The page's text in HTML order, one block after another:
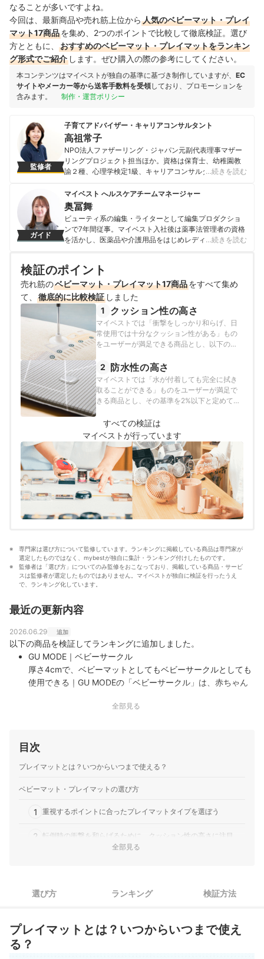
なることが多いですよね。
今回は、最新商品や売れ筋上位から 人気のベビーマット・プレイ
マット17商品を集め、2つのポイントで比較して徹底検証。選び
方とともに、
おすすめのベビーマット・プレイマットをランキン
グ形式でご紹介 します。ぜひ購入の際の参考にしてください。
本コンテンツはマイベストが独自の基準に基づき制作していますが、 EC
サイトやメーカー等から送客手数料を受領しており、プロモーションを
含みます。
制作・運営ポリシー
監修者
子育てアドバイザー・キャリアコンサルタント
高祖常子
NPO法人ファザーリング・ジャパン元副代表理事マザー
リングプロジェクト担当ほか。資格は保育士、幼稚園教
諭２種、心理学検定1級、キャリアコンサルタントほか。
報誌miku編集長に就任し14年間活躍。「幼児期までの子
どもの育ち部会」委員（こども家庭庁2023年～）ほか国
や行政の委員を歴任。著書は『どう乗り越える?小学生の
壁』（風鳴舎）、『感情的にならない子育て』（かんき
出版）ほか。
高祖常子のプロフィール
…続きを読む
ガイド
マイベスト へルスケアチームマネージャー
奥冨舞
ビューティ系の編集・ライターとして編集プロダクショ
ンで7年間従事。マイベスト入社後は薬事法管理者の資格
を活かし、医薬品や介護用品をはじめレディースインナ
奥冨舞のプロフィール
…続きを読む
検証のポイント
売れ筋のベビーマット・プレイマット17商品をすべて集め
て、
徹底的に比較検証 しました
1
クッション性の高さ
マイベストでは「衝撃をしっかり和らげ、日
常使用では十分なクッション性がある」もの
をユーザーが満足できる商品とし、以下のそ
度をスコア化しました。
2 防水性の高さ
マイベストでは「水が付着しても完全に拭き
取ることができる」ものをユーザーが満足で
きる商品とし、その基準を2%以下と定めて以
すべての検証は
マイベストが行っています
専門家は選び方について監修しています。ランキングに掲載している商品は専門家が
選定したものではなく、mybestが独自に集計・ランキング付けしたものです。
監修者は「選び方」についてのみ監修をおこなっており、掲載している商品・サービ
スは監修者が選定したものではありません。マイベストが独自に検証を行ったうえ
で、ランキング化しています。
最近の更新内容
2026.06.29 追加
以下の商品を検証してランキングに追加しました。
GU MODE｜ベビーサークル
厚さ4cmで、ベビーマットとしてもベビーサークルとしても
使用できる｜GU MODEの「ベビーサークル」は、赤ちゃん
す。やわらかな素材と使いやすさを重視した設計を特徴とし
CARAZ｜PVCソフトプレイマット
リット｜CARAZの「PVCソフトプレイマット」は、韓国発の
ベビー用品ブランドが手がけるプレイマットです。柔軟性の
仕様になっています。防水性の検証ではマットの表面に水分
全部見る
目次
プレイマットとは？いつからいつまで使える？
ベビーマット・プレイマットの選び方
1 重視するポイントに合ったプレイマットタイプを選ぼう
2 転倒時の衝撃を和らげるために、クッション性の高さに注目
5 部屋の広さに合わせてサイズを選ぼう
6 床暖房と併用したい人は、床暖房対応タイプか確認しよう
全部見る
選び方 ランキング 検証方法
プレイマットとは？いつからいつまで使え
る？